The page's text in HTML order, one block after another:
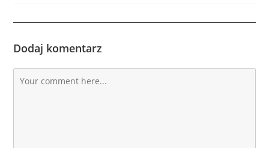
Dodaj komentarz